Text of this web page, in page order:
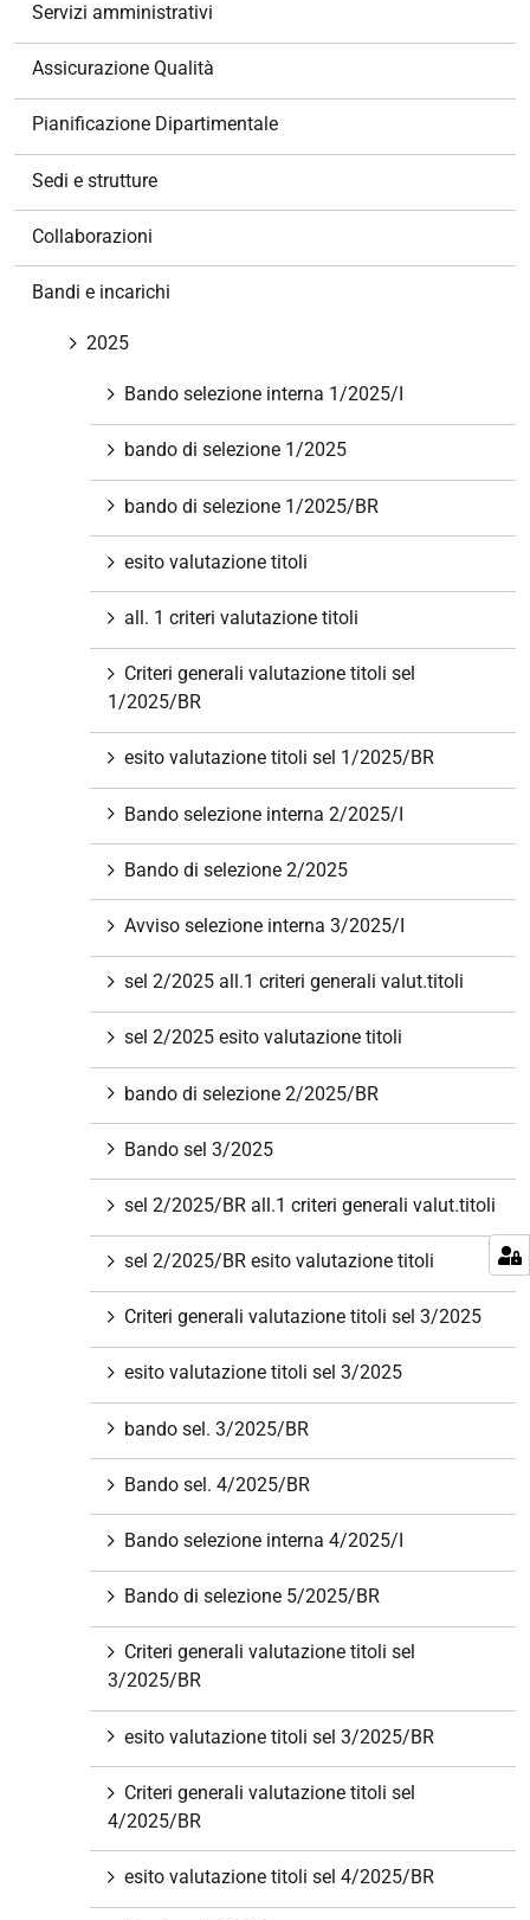
Servizi amministrativi
Assicurazione Qualità
Pianificazione Dipartimentale
Sedi e strutture
Collaborazioni
Bandi e incarichi
2025
Bando selezione interna 1/2025/I
bando di selezione 1/2025
bando di selezione 1/2025/BR
esito valutazione titoli
all. 1 criteri valutazione titoli
Criteri generali valutazione titoli sel
1/2025/BR
esito valutazione titoli sel 1/2025/BR
Bando selezione interna 2/2025/I
Bando di selezione 2/2025
Avviso selezione interna 3/2025/I
sel 2/2025 all.1 criteri generali valut.titoli
sel 2/2025 esito valutazione titoli
bando di selezione 2/2025/BR
Bando sel 3/2025
sel 2/2025/BR all.1 criteri generali valut.titoli
sel 2/2025/BR esito valutazione titoli
Criteri generali valutazione titoli sel 3/2025
esito valutazione titoli sel 3/2025
bando sel. 3/2025/BR
Bando sel. 4/2025/BR
Bando selezione interna 4/2025/I
Bando di selezione 5/2025/BR
Criteri generali valutazione titoli sel
3/2025/BR
esito valutazione titoli sel 3/2025/BR
Criteri generali valutazione titoli sel
4/2025/BR
esito valutazione titoli sel 4/2025/BR